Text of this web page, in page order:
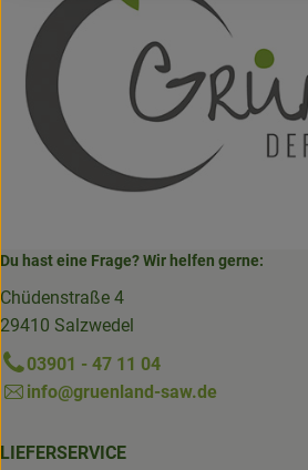
Du hast eine Frage? Wir helfen gerne:
Chüdenstraße 4
29410 Salzwedel
03901 - 47 11 04
info@gruenland-saw.de
LIEFERSERVICE